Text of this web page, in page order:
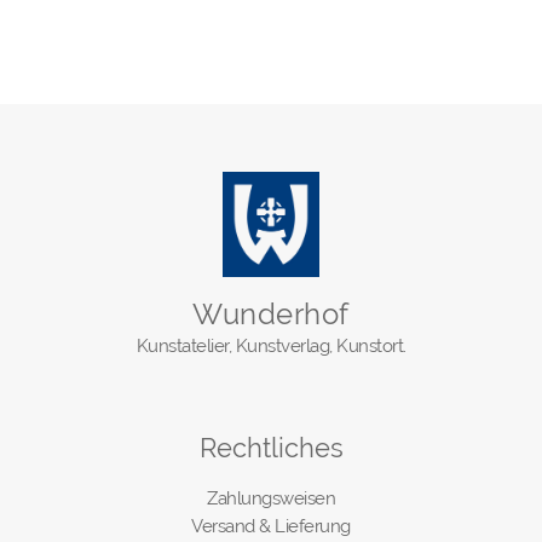
Wunderhof
Kunstatelier, Kunstverlag, Kunstort.
Rechtliches
Zahlungsweisen
Versand & Lieferung